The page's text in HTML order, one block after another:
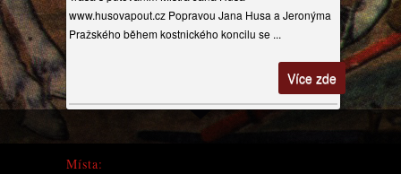
www.husovapout.cz Popravou Jana Husa a Jeronýma
Pražského během kostnického koncilu se ...
Více zde
Místa: